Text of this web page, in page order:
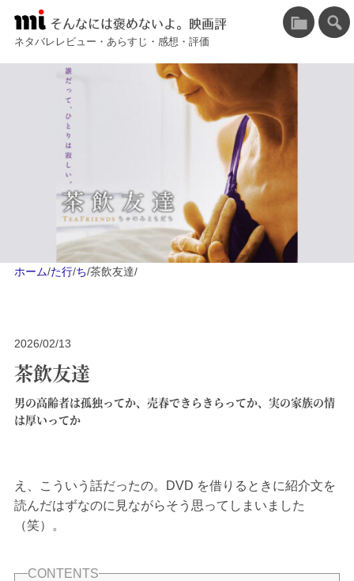
そんなには褒めないよ。映画評
ネタバレレビュー・あらすじ・感想・評価
ホーム/た行/ち/茶飲友達/
2026/02/13
茶飲友達
男の高齢者は孤独ってか、売春できらきらってか、実の家族の情
は厚いってか
え、こういう話だったの。DVD を借りるときに紹介文を
読んだはずなのに見ながらそう思ってしまいました
（笑）。